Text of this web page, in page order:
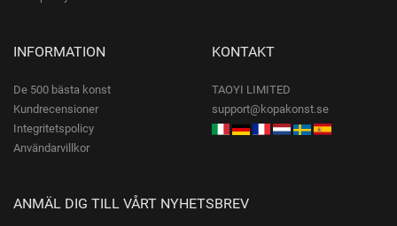
INFORMATION
De 500 bästa konst
Kundrecensioner
Integritetspolicy
Användarvillkor
KONTAKT
TAOYI LIMITED
support@kopakonst.se
ANMÄL DIG TILL VÅRT NYHETSBREV